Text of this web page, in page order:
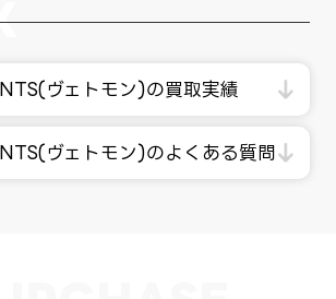
ヴェトモン)の買取実績
ヴェトモン)のよくある質問